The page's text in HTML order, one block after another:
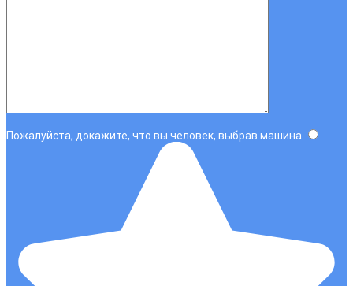
Пожалуйста, докажите, что вы человек, выбрав машина.